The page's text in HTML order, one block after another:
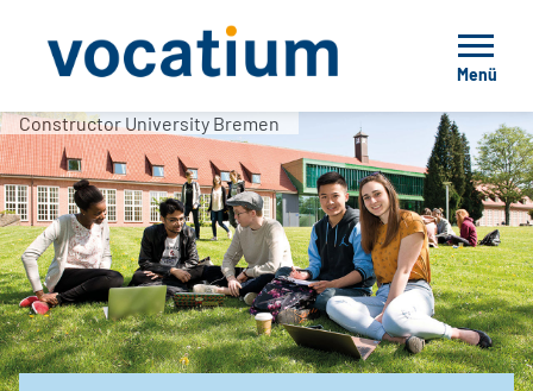
Menü
Constructor University Bremen